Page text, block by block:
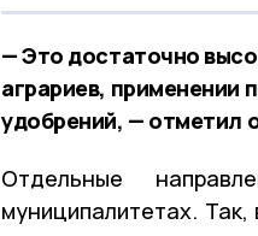
— Это достаточно
аграриев, применении
удобрений, — отметил
Отдельные
муниципалитетах.